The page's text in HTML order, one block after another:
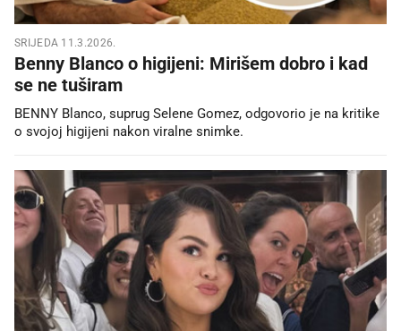
SRIJEDA 11.3.2026.
Benny Blanco o higijeni: Mirišem dobro i kad
se ne tuširam
BENNY Blanco, suprug Selene Gomez, odgovorio je na kritike
o svojoj higijeni nakon viralne snimke.